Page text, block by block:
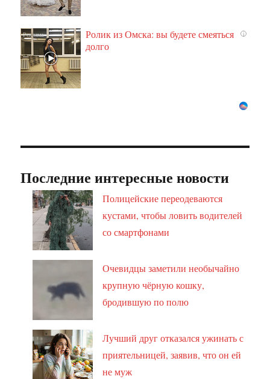
i
Ролик из Омска: вы будете смеяться
долго
Последние интересные новости
Полицейские переодеваются
кустами, чтобы ловить водителей
со смартфонами
Очевидцы заметили необычайно
крупную чёрную кошку,
бродившую по полю
Лучший друг отказался ужинать с
приятельницей, заявив, что он ей
не муж